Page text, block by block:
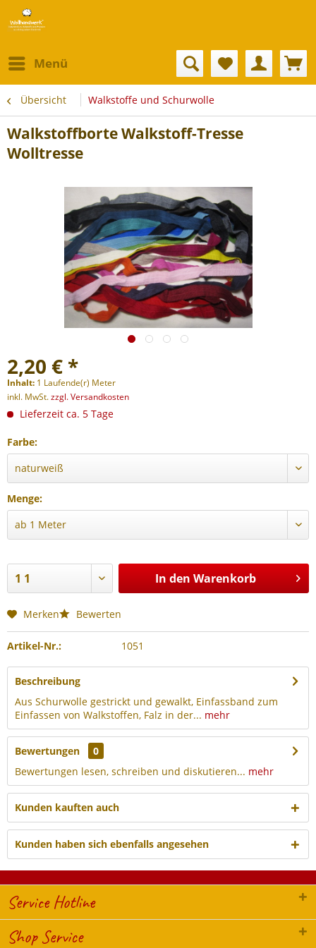
Menü
Übersicht Walkstoffe und Schurwolle
Walkstoffborte Walkstoff-Tresse
Wolltresse
2,20 € *
Inhalt: 1 Laufende(r) Meter
inkl. MwSt.zzgl. Versandkosten
Lieferzeit ca. 5 Tage
Farbe:
Menge:
In den Warenkorb
Merken Bewerten
Artikel-Nr.: 1051
Beschreibung
Aus Schurwolle gestrickt und gewalkt, Einfassband zum
Einfassen von Walkstoffen, Falz in der... mehr
Bewertungen
0
Bewertungen lesen, schreiben und diskutieren... mehr
Kunden kauften auch
Kunden haben sich ebenfalls angesehen
Service Hotline
Shop Service